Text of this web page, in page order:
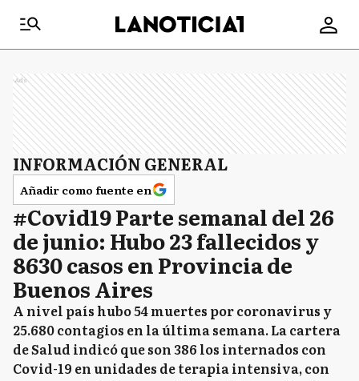
Ads
INFORMACIÓN GENERAL
Añadir como fuente en
#Covid19 Parte semanal del 26
de junio: Hubo 23 fallecidos y
8630 casos en Provincia de
Buenos Aires
A nivel país hubo 54 muertes por coronavirus y
25.680 contagios en la última semana. La cartera
de Salud indicó que son 386 los internados con
Covid-19 en unidades de terapia intensiva, con